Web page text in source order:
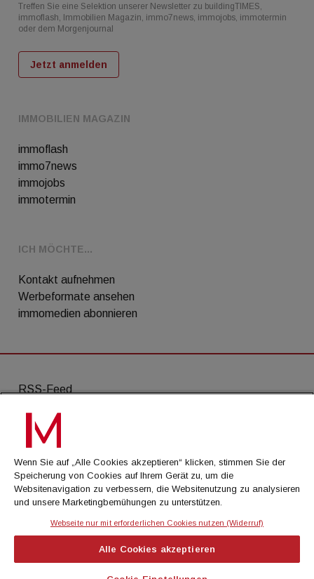
IMMOBILIEN MAGAZIN
immoflash
immo7news
immojobs
immotermin
ICH MÖCHTE...
Kontakt aufnehmen
Werbeformate ansehen
immomedien abonnieren
Treffen Sie eine Selektion unserer Newsletter zu buildingTIMES,
immoflash, Immobilien Magazin, immo7news, immojobs, immotermin
oder dem Morgenjournal
Jetzt anmelden
© Cachalot Media House GmbH - Alle Rechte
RSS-Feed
AGB
Datenschutz
Kontakt
Impressum
Wenn Sie auf „Alle Cookies akzeptieren“ klicken, stimmen Sie der
Speicherung von Cookies auf Ihrem Gerät zu, um die
Websitenavigation zu verbessern, die Websitenutzung zu analysieren
und unsere Marketingbemühungen zu unterstützen.
Webseite nur mit erforderlichen Cookies nutzen (Widerruf)
Alle Cookies akzeptieren